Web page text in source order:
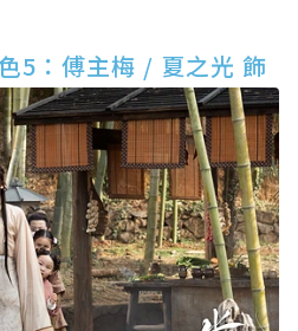
5：傅主梅 / 夏之光 飾